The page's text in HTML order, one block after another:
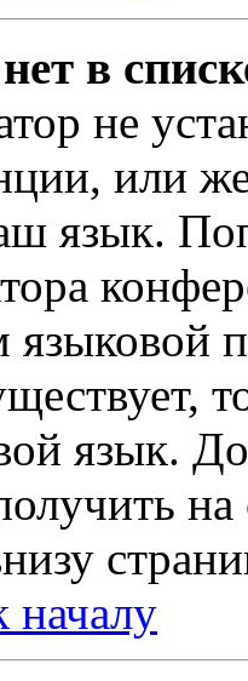
в
не
или
язык.
язык.
на
началу